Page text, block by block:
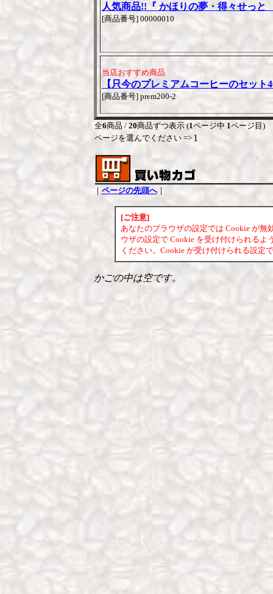
人気商品!!『 かほりの夢・得々せっと
[商品番号] 00000010
当店おすすめ商品
【只今のプレミアムコーヒーのセット
[商品番号] prem200-2
全6商品 / 20商品ずつ表示 (1ページ中 1ページ目)
ページを選んでください => 1
｜ ページの先頭へ｜
[ご注意]
あなたのブラウザの設定では Cookie が無
ウザの設定で Cookie を受け付けられる
ください。Cookie が受け付けられる設定
かごの中は空です。